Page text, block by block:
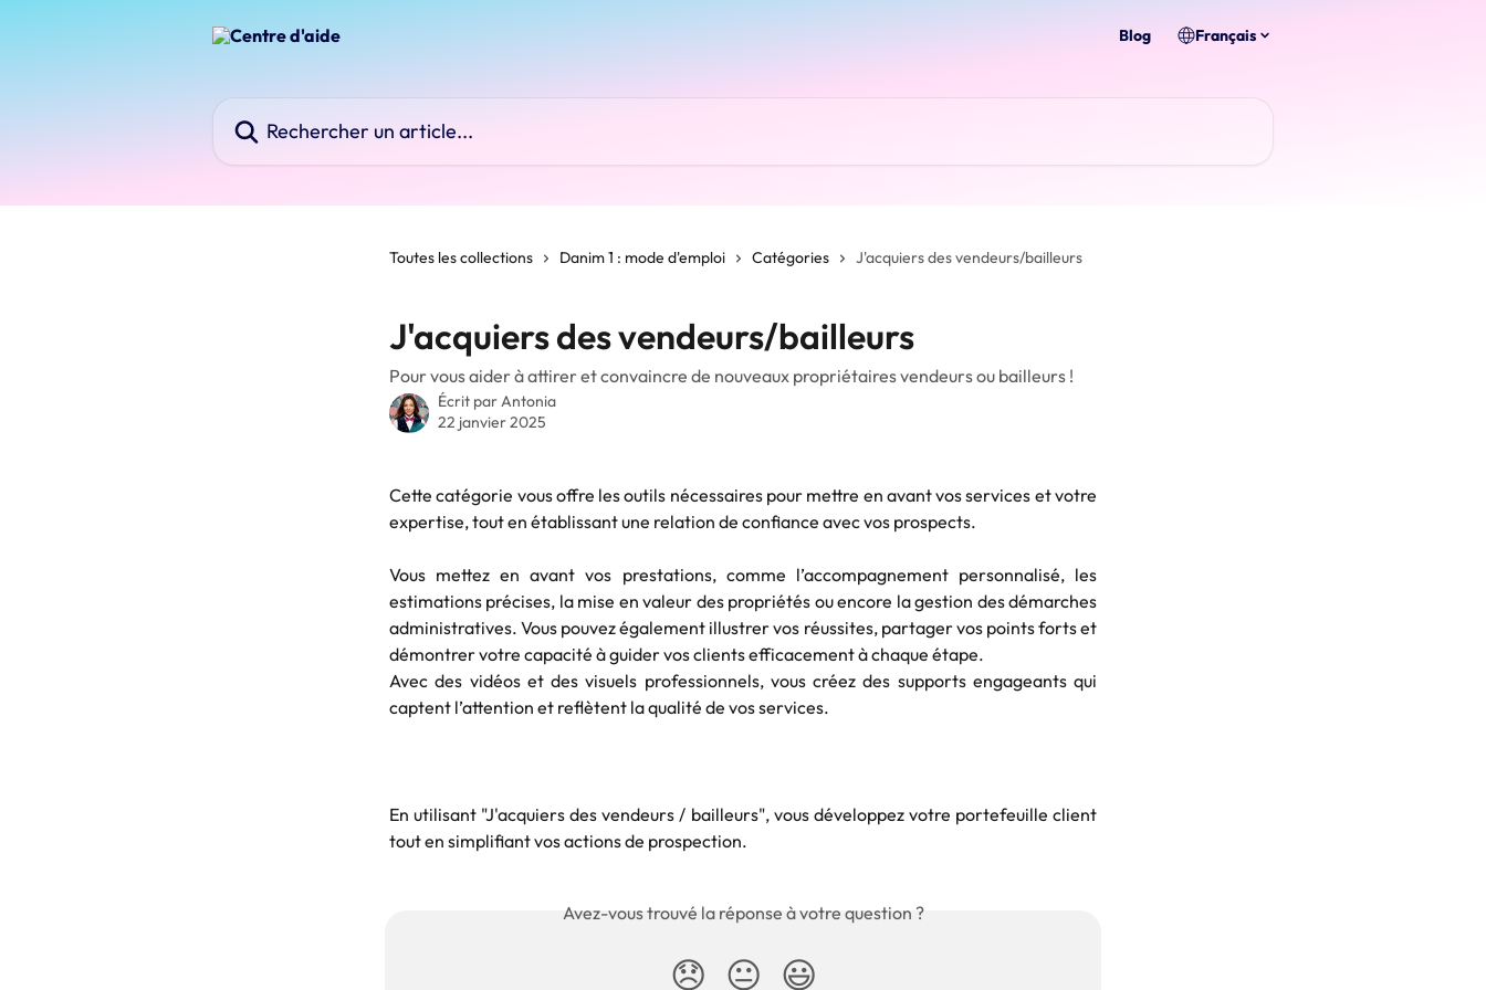
Blog Français
Toutes les collections Danim 1 : mode d'emploi Catégories J'acquiers des vendeurs/bailleurs
J'acquiers des vendeurs/bailleurs
Pour vous aider à attirer et convaincre de nouveaux propriétaires vendeurs ou bailleurs !
Écrit parAntonia
22 janvier 2025
Cette catégorie vous offre les outils nécessaires pour mettre en avant vos services et votre
expertise, tout en établissant une relation de confiance avec vos prospects.
Vous mettez en avant vos prestations, comme l’accompagnement personnalisé, les
estimations précises, la mise en valeur des propriétés ou encore la gestion des démarches
administratives. Vous pouvez également illustrer vos réussites, partager vos points forts et
démontrer votre capacité à guider vos clients efficacement à chaque étape.
Avec des vidéos et des visuels professionnels, vous créez des supports engageants qui
captent l’attention et reflètent la qualité de vos services.
En utilisant "J'acquiers des vendeurs / bailleurs", vous développez votre portefeuille client
tout en simplifiant vos actions de prospection.
Avez-vous trouvé la réponse à votre question ?
😞 😐 😃